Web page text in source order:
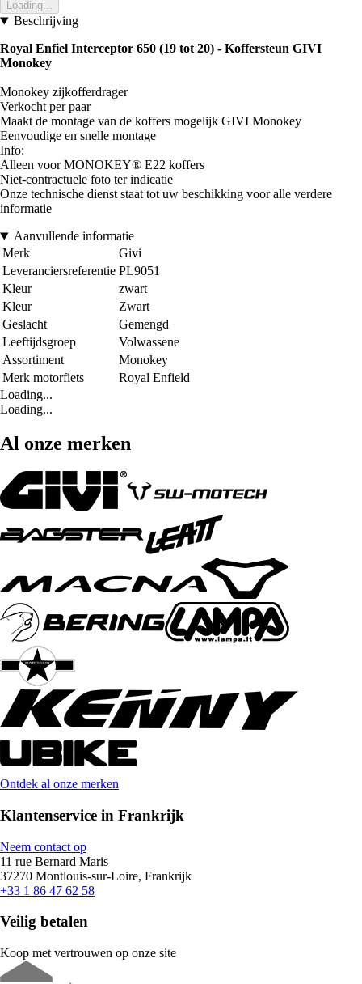
Loading...
Beschrijving
Royal Enfiel Interceptor 650 (19 tot 20) - Koffersteun GIVI
Monokey
Monokey zijkofferdrager
Verkocht per paar
Maakt de montage van de koffers mogelijk GIVI Monokey
Eenvoudige en snelle montage
Info:
Alleen voor MONOKEY® E22 koffers
Niet-contractuele foto ter indicatie
Onze technische dienst staat tot uw beschikking voor alle verdere
informatie
Aanvullende informatie
Merk
Givi
Leveranciersreferentie PL9051
Kleur
zwart
Kleur
Zwart
Geslacht
Gemengd
Leeftijdsgroep
Volwassene
Assortiment
Monokey
Merk motorfiets
Royal Enfield
Loading...
Loading...
Al onze merken
Ontdek al onze merken
Klantenservice in Frankrijk
Neem contact op
11 rue Bernard Maris
37270 Montlouis-sur-Loire, Frankrijk
+33 1 86 47 62 58
Veilig betalen
Koop met vertrouwen op onze site